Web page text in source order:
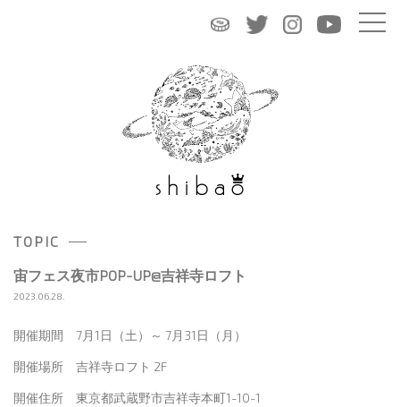
TOPIC
宙フェス夜市POP-UP@吉祥寺ロフト
2023.06.28.
開催期間 7月1日（土）～ 7月31日（月）
開催場所 吉祥寺ロフト 2F
開催住所 東京都武蔵野市吉祥寺本町1-10-1